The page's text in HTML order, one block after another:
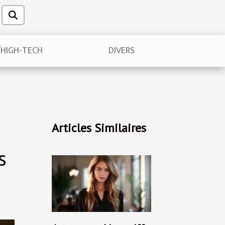
TECH DIVERS
Articles Similaires